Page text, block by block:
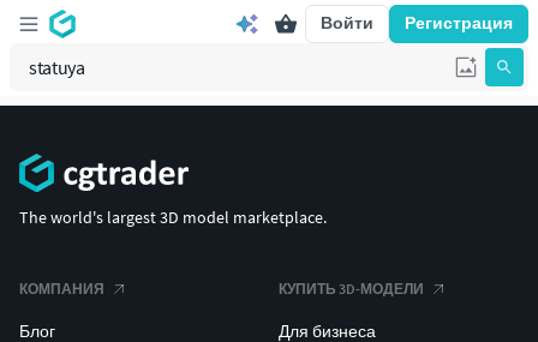
Войти Регистрация
The world's largest 3D model marketplace.
КОМПАНИЯ
Блог
КУПИТЬ 3D-МОДЕЛИ
Для бизнеса